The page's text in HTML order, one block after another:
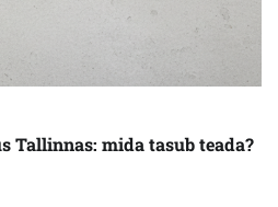
Tallinnas: mida tasub teada?